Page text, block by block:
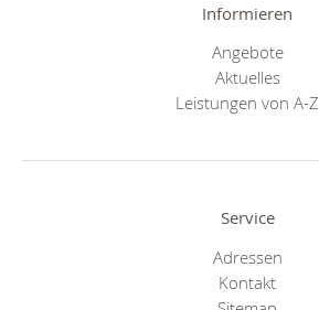
Informieren
Angebote
Aktuelles
Leistungen von A-Z
Service
Adressen
Kontakt